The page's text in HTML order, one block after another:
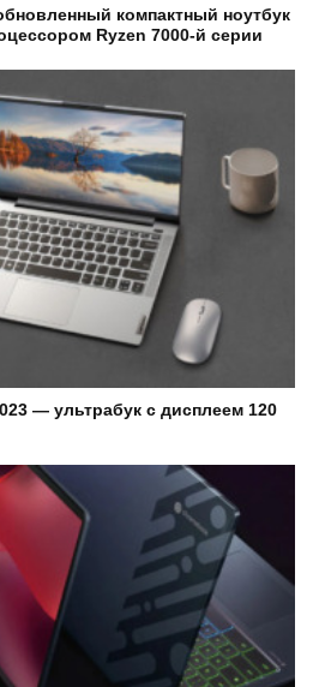
компактный ноутбук
Ryzen 7000-й серии
— ультрабук с дисплеем 120